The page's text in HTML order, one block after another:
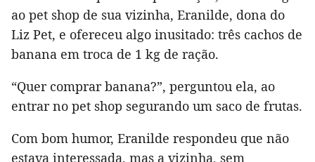
ao pet shop de sua vizinha, Eranilde, dona do
Liz Pet, e ofereceu algo inusitado: três cachos de
banana em troca de 1 kg de ração.
“Quer comprar banana?”, perguntou ela, ao
entrar no pet shop segurando um saco de frutas.
Com bom humor, Eranilde respondeu que não
estava interessada, mas a vizinha, sem